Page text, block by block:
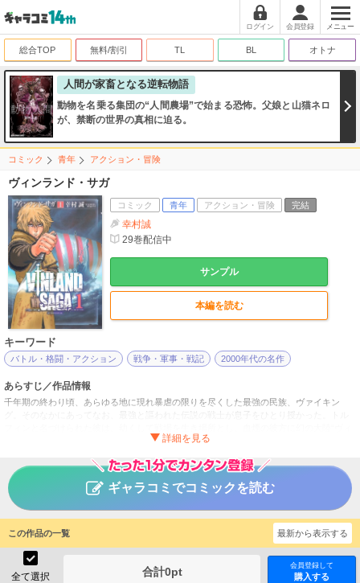
ログイン 会員登録 メニュー
総合TOP 無料/割引 TL BL オトナ
人間が家畜となる逆転物語
動物を名乗る集団の“人間農場”で始まる恐怖。父娘と山猫ネロ
が、禁断の世界の真相に迫る。
コミック 青年 アクション・冒険
ヴィンランド・サガ
コミック 青年 アクション・冒険 完結
幸村誠
29巻配信中
サンプル
本編を読む
キーワード
バトル・格闘・アクション 戦争・軍事・戦記 2000年代の名作
あらすじ／作品情報
千年期の終わり頃、あらゆる地に現れ暴虐の限りを尽くした最強の民族、ヴァイキン
ンランド”を目指す!! 『プラネテス』の幸村誠が描く最強民族（ヴァイキング）叙事
ヴィンランド・サガ
ジャンル
掲載誌 アフタヌーン
出版社
ギャラコミでコミックを読む
この作品の一覧
全て選択 合計0pt 会員登録して
購入する
最新から表示する